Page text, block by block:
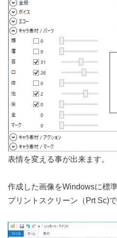
表情を変える事が出来ます。
作成した画像をWindowsに標
プリントスクリーン（Prt Sc)